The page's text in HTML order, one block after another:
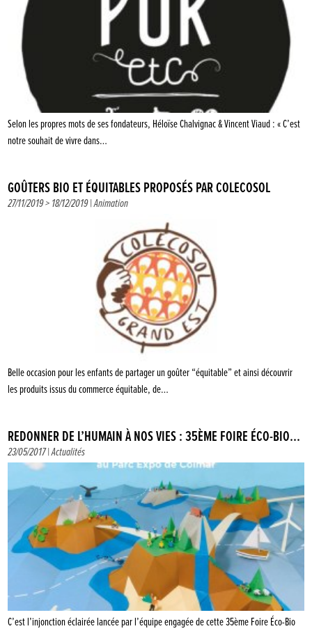
Selon les propres mots de ses fondateurs, Héloïse Chalvignac & Vincent Viaud : « C’est
notre souhait de vivre dans…
GOÛTERS BIO ET ÉQUITABLES PROPOSÉS PAR COLECOSOL
27/11/2019 > 18/12/2019 |Animation
Belle occasion pour les enfants de partager un goûter “équitable” et ainsi découvrir
les produits issus du commerce équitable, de…
REDONNER DE L’HUMAIN À NOS VIES : 35ÈME FOIRE ÉCO-BIO...
23/05/2017 |Actualités
C’est l’injonction éclairée lancée par l’équipe engagée de cette 35ème Foire Éco-Bio